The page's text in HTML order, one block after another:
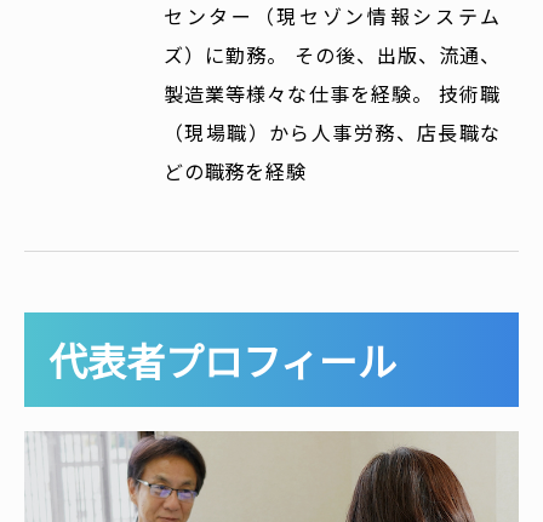
センター（現セゾン情報システム
ズ）に勤務。 その後、出版、流通、
製造業等様々な仕事を経験。 技術職
（現場職）から人事労務、店長職な
どの職務を経験
代表者プロフィール